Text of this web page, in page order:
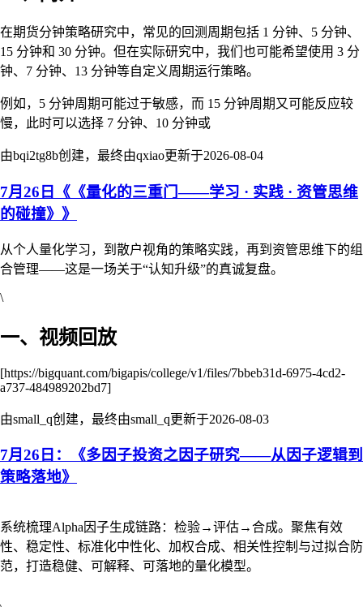
在期货分钟策略研究中，常见的回测周期包括 1 分钟、5 分钟、
15 分钟和 30 分钟。但在实际研究中，我们也可能希望使用 3 分
钟、7 分钟、13 分钟等自定义周期运行策略。
例如，5 分钟周期可能过于敏感，而 15 分钟周期又可能反应较
慢，此时可以选择 7 分钟、10 分钟或
由bqi2tg8b创建，最终由qxiao更新于2026-08-04
7月26日《《量化的三重门——学习 · 实践 · 资管思维
的碰撞》》
从个人量化学习，到散户视角的策略实践，再到资管思维下的组
合管理——这是一场关于“认知升级”的真诚复盘。
\
一、视频回放
[https://bigquant.com/bigapis/college/v1/files/7bbeb31d-6975-4cd2-
a737-484989202bd7]
由small_q创建，最终由small_q更新于2026-08-03
7月26日：《多因子投资之因子研究——从因子逻辑到
策略落地》
系统梳理Alpha因子生成链路：检验→评估→合成。聚焦有效
性、稳定性、标准化中性化、加权合成、相关性控制与过拟合防
范，打造稳健、可解释、可落地的量化模型。